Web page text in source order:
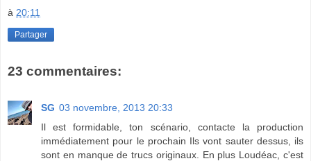
à 20:11
Partager
23 commentaires:
SG 03 novembre, 2013 20:33
Il est formidable, ton scénario, contacte la production
immédiatement pour le prochain Ils vont sauter dessus, ils
sont en manque de trucs originaux. En plus Loudéac, c'est